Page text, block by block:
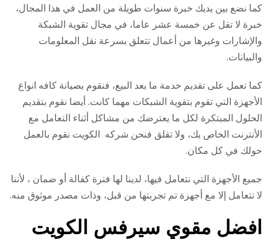
كما نضع بين يديك خبرة سنوات طويلة من العمل في هذا المجال،
خبرة لا تقل عن خمسة عشر عاما، في مجال تقوية الشبكة
والإشارات وغيرها من أعمال تتعلق بسرعة نقل المعلومات
والبيانات.
كما تعمل على تقديم خدمة ما بعد البيع، فنقوم بصيانة كافه انواع
الأجهزة التي تقوم بتقوية الشبكات مهما كانت. أيضا نقوم بتقديم
الحلول المبتكرة لكل ما يعترضك من مشاكل أثناء التعامل مع
الأنترنت الخاص بك، ولا تقلق فنحن شركه الكويت نقوم بالعمل
حولك في كل مكان.
جميع الأجهزة التي نتعامل فيها، لدينا لها فترة كفالة أو ضمان ، لأننا
لا نتعامل إلا مع أجهزة تم تجربتها من قبل، وذات مصدر موثوق منه.
افضل مقوي سيرفس الكويت